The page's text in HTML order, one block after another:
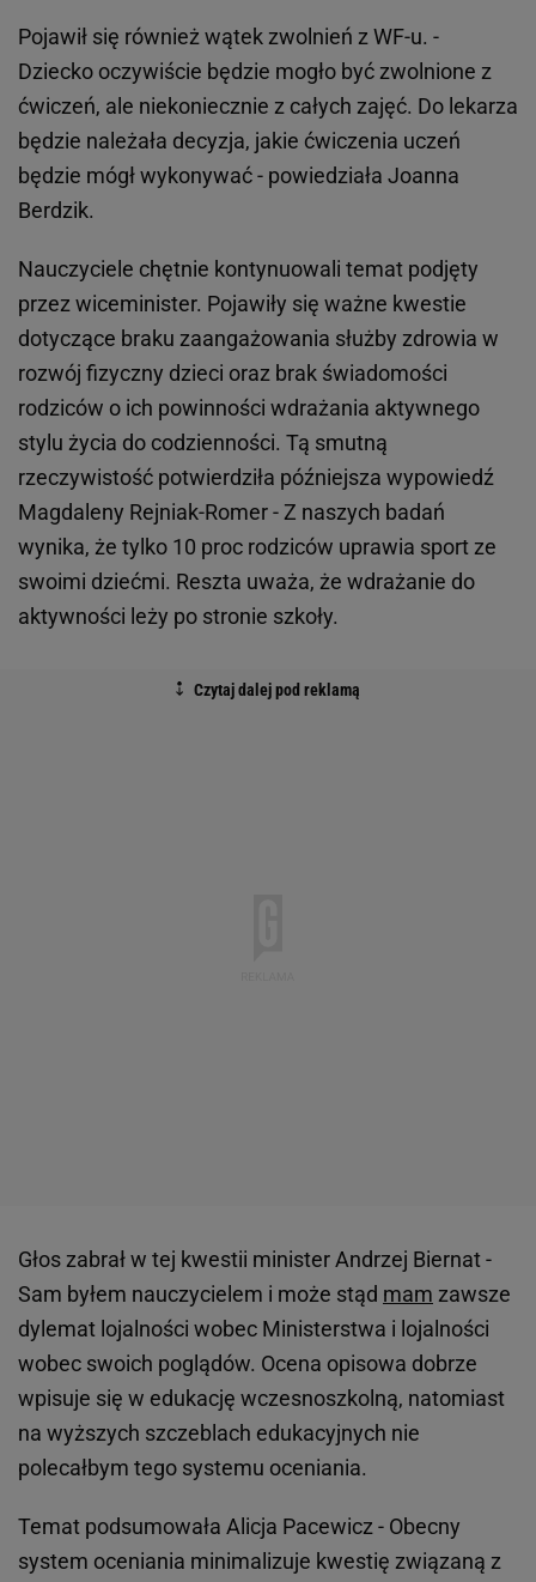
Pojawił się również wątek zwolnień z WF-u. -
Dziecko oczywiście będzie mogło być zwolnione z
ćwiczeń, ale niekoniecznie z całych zajęć. Do lekarza
będzie należała decyzja, jakie ćwiczenia uczeń
będzie mógł wykonywać - powiedziała Joanna
Berdzik.
Nauczyciele chętnie kontynuowali temat podjęty
przez wiceminister. Pojawiły się ważne kwestie
dotyczące braku zaangażowania służby zdrowia w
rozwój fizyczny dzieci oraz brak świadomości
rodziców o ich powinności wdrażania aktywnego
stylu życia do codzienności. Tą smutną
rzeczywistość potwierdziła późniejsza wypowiedź
Magdaleny Rejniak-Romer - Z naszych badań
wynika, że tylko 10 proc rodziców uprawia sport ze
swoimi dziećmi. Reszta uważa, że wdrażanie do
aktywności leży po stronie szkoły.
Głos zabrał w tej kwestii minister Andrzej Biernat -
Sam byłem nauczycielem i może stąd mam zawsze
dylemat lojalności wobec Ministerstwa i lojalności
wobec swoich poglądów. Ocena opisowa dobrze
wpisuje się w edukację wczesnoszkolną, natomiast
na wyższych szczeblach edukacyjnych nie
polecałbym tego systemu oceniania.
Temat podsumowała Alicja Pacewicz - Obecny
system oceniania minimalizuje kwestię związaną z